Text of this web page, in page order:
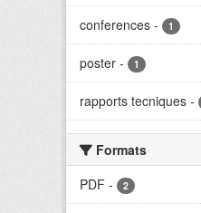
conferences - 1
poster - 1
rapports tecniques -
Formats
PDF - 2